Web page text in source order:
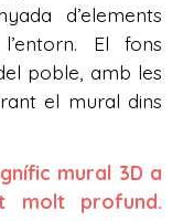
d’elements
El fons
poble, amb les
el mural dins
mural 3D a
molt profund.